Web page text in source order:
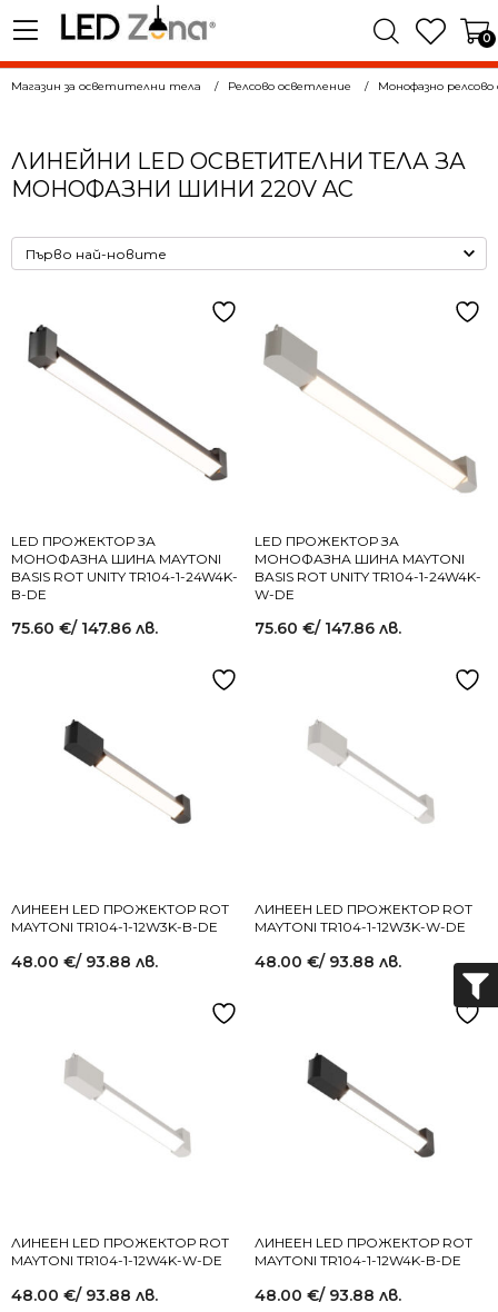
0
Магазин за осветителни тела Релсово осветление Монофазнo
ЛИНЕЙНИ LED ОСВЕТИТЕЛНИ ТЕЛА ЗА
МОНОФАЗНИ ШИНИ 220V AC
LED ПРОЖЕКТОР ЗА
МОНОФАЗНА ШИНА MAYTONI
BASIS ROT UNITY TR104-1-24W4K-
B-DE
75.60 €/ 147.86 лв.
LED ПРОЖЕКТОР ЗА
МОНОФАЗНА ШИНА MAYTONI
BASIS ROT UNITY TR104-1-24W4K-
W-DE
75.60 €/ 147.86 лв.
ЛИНЕЕН LED ПРОЖЕКТОР ROT
MAYTONI TR104-1-12W3K-B-DE
48.00 €/ 93.88 лв.
ЛИНЕЕН LED ПРОЖЕКТОР ROT
MAYTONI TR104-1-12W3K-W-DE
48.00 €/ 93.88 лв.
ЛИНЕЕН LED ПРОЖЕКТОР ROT
MAYTONI TR104-1-12W4K-W-DE
48.00 €/ 93.88 лв.
ЛИНЕЕН LED ПРОЖЕКТОР ROT
MAYTONI TR104-1-12W4K-B-DE
48.00 €/ 93.88 лв.